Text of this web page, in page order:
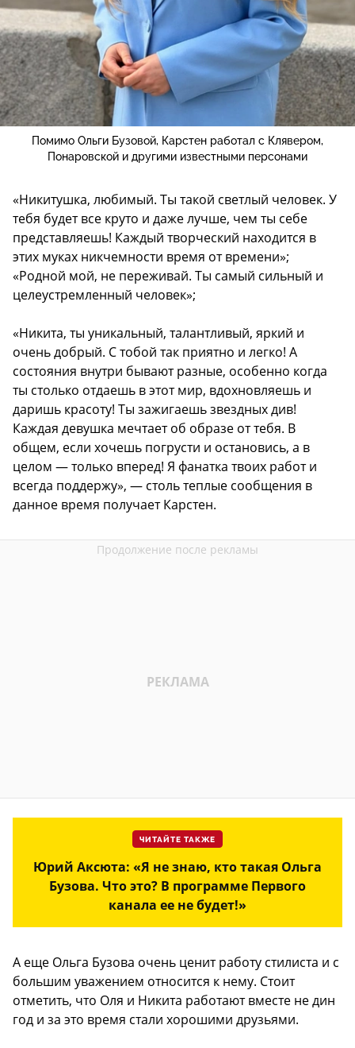
Помимо Ольги Бузовой, Карстен работал с Клявером,
Понаровской и другими известными персонами
«Никитушка, любимый. Ты такой светлый человек. У
тебя будет все круто и даже лучше, чем ты себе
представляешь! Каждый творческий находится в
этих муках никчемности время от времени»;
«Родной мой, не переживай. Ты самый сильный и
целеустремленный человек»;
«Никита, ты уникальный, талантливый, яркий и
очень добрый. С тобой так приятно и легко! А
состояния внутри бывают разные, особенно когда
ты столько отдаешь в этот мир, вдохновляешь и
даришь красоту! Ты зажигаешь звездных див!
Каждая девушка мечтает об образе от тебя. В
общем, если хочешь погрусти и остановись, а в
целом — только вперед! Я фанатка твоих работ и
всегда поддержу», — столь теплые сообщения в
данное время получает Карстен.
ЧИТАЙТЕ ТАКЖЕ
Юрий Аксюта: «Я не знаю, кто такая Ольга
Бузова. Что это? В программе Первого
канала ее не будет!»
А еще Ольга Бузова очень ценит работу стилиста и с
большим уважением относится к нему. Стоит
отметить, что Оля и Никита работают вместе не дин
год и за это время стали хорошими друзьями.